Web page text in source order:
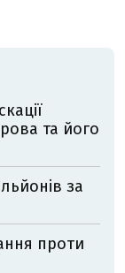
та його
за
проти